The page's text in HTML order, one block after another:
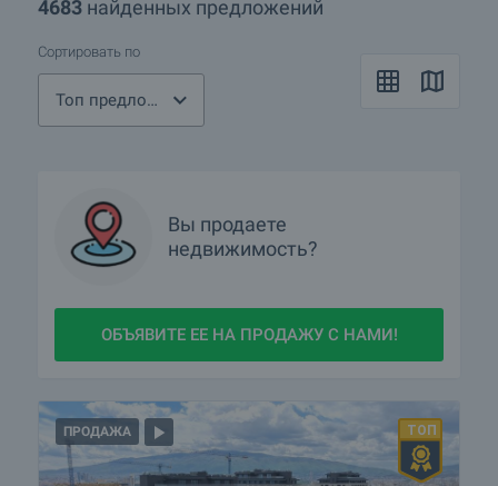
4683 найденных предложений
Сортировать по
Топ предложения
Вы продаете
недвижимость?
ОБЪЯВИТЕ ЕЕ НА ПРОДАЖУ С НАМИ!
ПРОДАЖА